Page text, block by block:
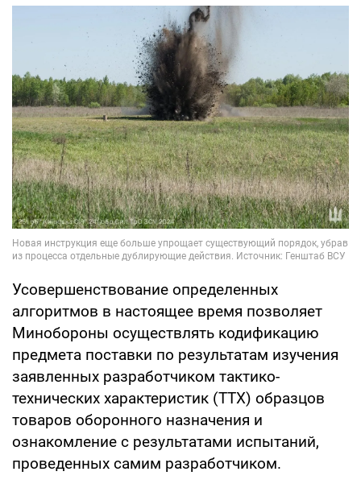
Усовершенствование определенных
алгоритмов в настоящее время позволяет
Минобороны осуществлять кодификацию
предмета поставки по результатам изучения
заявленных разработчиком тактико-
технических характеристик (ТТХ) образцов
товаров оборонного назначения и
ознакомление с результатами испытаний,
проведенных самим разработчиком.